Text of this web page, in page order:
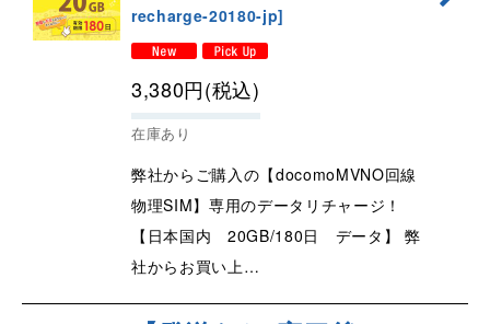
recharge-20180-jp]
3,380円(税込)
在庫あり
弊社からご購入の【docomoMVNO回線
物理SIM】専用のデータリチャージ！
【日本国内 20GB/180日 データ】 弊
社からお買い上…